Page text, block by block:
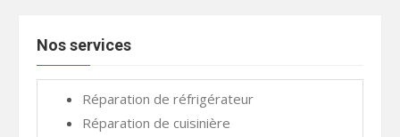
Nos services
Réparation de réfrigérateur
Réparation de cuisinière